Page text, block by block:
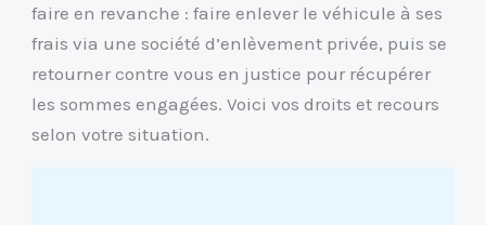
faire en revanche : faire enlever le véhicule à ses
frais via une société d’enlèvement privée, puis se
retourner contre vous en justice pour récupérer
les sommes engagées. Voici vos droits et recours
selon votre situation.